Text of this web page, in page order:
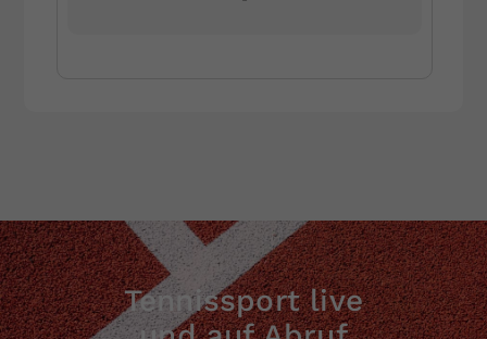
Tennissport live